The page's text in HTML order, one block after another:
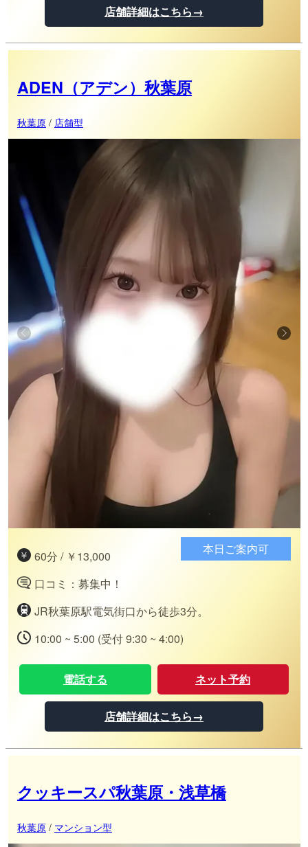
店舗詳細はこちら→
ADEN（アデン）秋葉原
秋葉原/ 店舗型
60分 / ￥13,000
口コミ：募集中！
JR秋葉原駅電気街口から徒歩3分。
10:00 ~ 5:00 (受付 9:30 ~ 4:00)
本日ご案内可
電話する ネット予約
店舗詳細はこちら→
クッキースパ秋葉原・浅草橋
秋葉原/ マンション型